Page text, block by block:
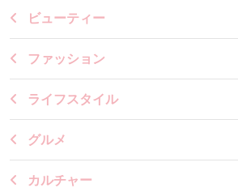
ビューティー
ファッション
ライフスタイル
グルメ
カルチャー